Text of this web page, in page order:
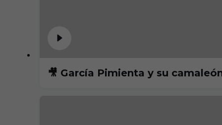
🎥 García Pimienta y su